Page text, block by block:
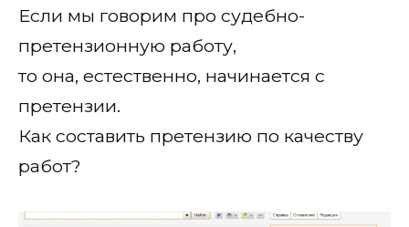
Если мы говорим про судебно-
претензионную работу,
то она, естественно, начинается с
претензии.
Как составить претензию по качеству
работ?